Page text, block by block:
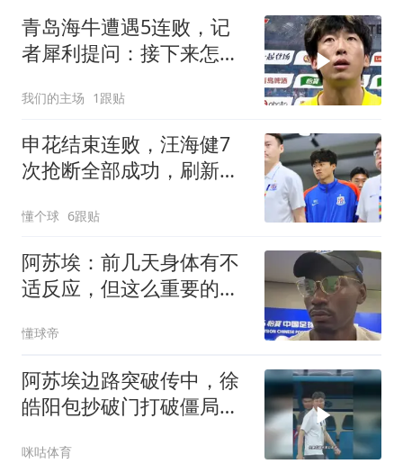
青岛海牛遭遇5连败，记
者犀利提问：接下来怎么
我们的主场 1跟贴
申花结束连败，汪海健7
次抢断全部成功，刷新个
懂个球 6跟贴
阿苏埃：前几天身体有不
适反应，但这么重要的比
懂球帝
阿苏埃边路突破传中，徐
皓阳包抄破门打破僵局，
牛
咪咕体育